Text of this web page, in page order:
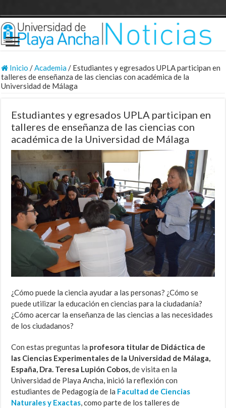
Inicio /Academia/ Estudiantes y egresados UPLA participan en
talleres de enseñanza de las ciencias con académica de la
Universidad de Málaga
Estudiantes y egresados UPLA participan en
talleres de enseñanza de las ciencias con
académica de la Universidad de Málaga
¿Cómo puede la ciencia ayudar a las personas? ¿Cómo se
puede utilizar la educación en ciencias para la ciudadanía?
¿Cómo acercar la enseñanza de las ciencias a las necesidades
de los ciudadanos?
Con estas preguntas la profesora titular de Didáctica de
las Ciencias Experimentales de la Universidad de Málaga,
España, Dra. Teresa Lupión Cobos,de visita en la
Universidad de Playa Ancha, inició la reflexión con
estudiantes de Pedagogía de la Facultad de Ciencias
Naturales y Exactas, como parte de los talleres de